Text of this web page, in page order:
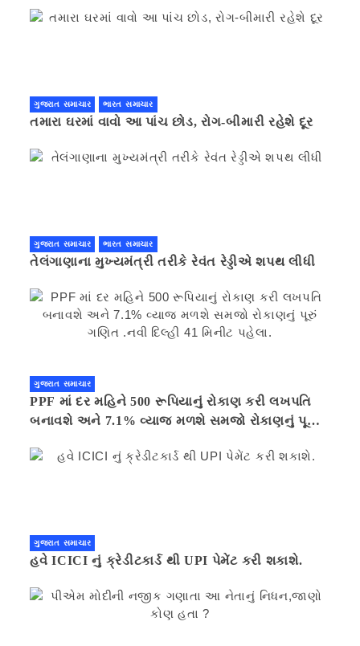
ગુજરાત સમાચાર ભારત સમાચાર
તમારા ઘરમાં વાવો આ પાંચ છોડ, રોગ-બીમારી રહેશે દૂર
ગુજરાત સમાચાર ભારત સમાચાર
તેલંગાણાના મુખ્યમંત્રી તરીકે રેવંત રેડ્ડીએ શપથ લીધી
ગુજરાત સમાચાર
PPF માં દર મહિને 500 રૂપિયાનું રોકાણ કરી લખપતિ
બનાવશે અને 7.1% વ્યાજ મળશે સમજો રોકાણનું પૂરું
ગુજરાત સમાચાર
હવે ICICI નું ક્રેડીટકાર્ડ થી UPI પેમેંટ કરી શકાશે.